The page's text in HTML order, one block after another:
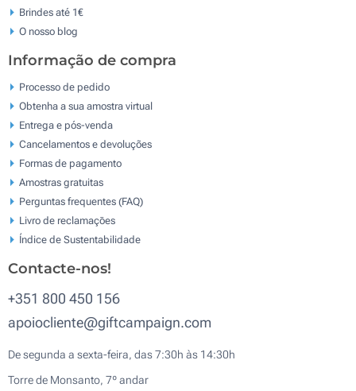
Brindes até 1€
O nosso blog
Informação de compra
Processo de pedido
Obtenha a sua amostra virtual
Entrega e pós-venda
Cancelamentos e devoluções
Formas de pagamento
Amostras gratuitas
Perguntas frequentes (FAQ)
Livro de reclamaçōes
Índice de Sustentabilidade
Contacte-nos!
+351 800 450 156
apoiocliente@giftcampaign.com
De segunda a sexta-feira, das 7:30h às 14:30h
Torre de Monsanto, 7º andar